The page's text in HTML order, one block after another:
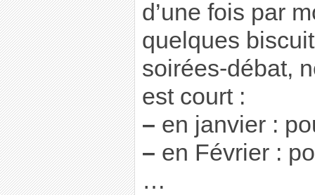
d’une fois par
quelques
soirées-débat,
est court :
– en janvier :
– en Février :
…